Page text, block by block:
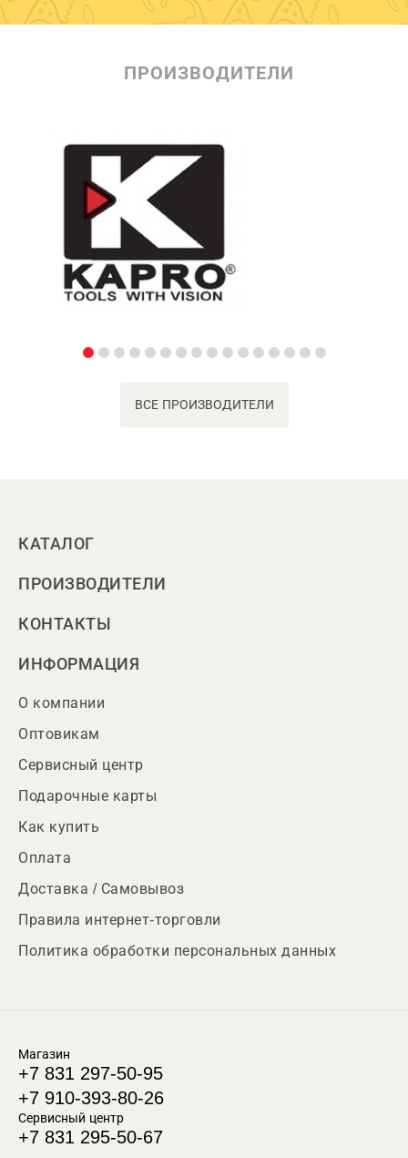
ПРОИЗВОДИТЕЛИ
ВСЕ ПРОИЗВОДИТЕЛИ
КАТАЛОГ
ПРОИЗВОДИТЕЛИ
КОНТАКТЫ
ИНФОРМАЦИЯ
О компании
Оптовикам
Сервисный центр
Подарочные карты
Как купить
Оплата
Доставка / Самовывоз
Правила интернет-торговли
Политика обработки персональных данных
Магазин
+7 831 297-50-95
+7 910-393-80-26
Сервисный центр
+7 831 295-50-67